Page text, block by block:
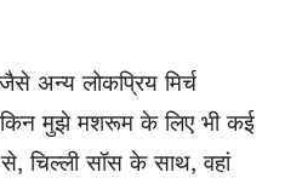
अन्य लोकप्रिय मिर्च
मुझे मशरूम के लिए भी कई
चिल्ली सॉस के साथ, वहां